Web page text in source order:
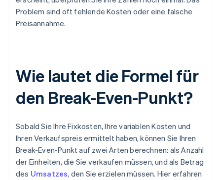
Problem sind oft fehlende Kosten oder eine falsche
Preisannahme.
Wie lautet die Formel für
den Break-Even-Punkt?
Sobald Sie Ihre Fixkosten, Ihre variablen Kosten und
Ihren Verkaufspreis ermittelt haben, können Sie Ihren
Break-Even-Punkt auf zwei Arten berechnen: als Anzahl
der Einheiten, die Sie verkaufen müssen, und als Betrag
des Umsatzes, den Sie erzielen müssen. Hier erfahren